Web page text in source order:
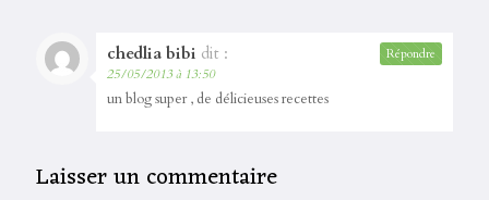
chedlia bibi dit :
25/05/2013 à 13:50
un blog super , de délicieuses recettes
Répondre
Laisser un commentaire